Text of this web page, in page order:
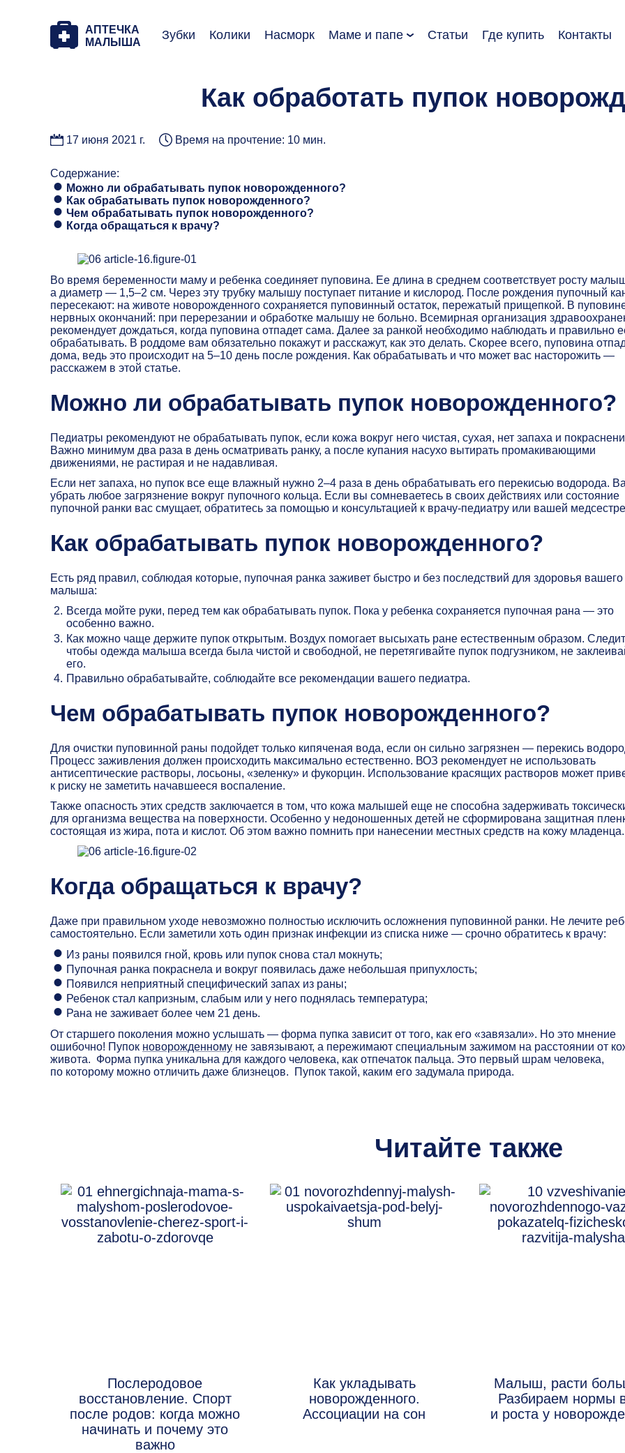
Зубки Колики Насморк Маме и папе Статьи Где купить Контакты
АПТЕЧКА
МАЛЫША
Как обработать пупок
17 июня 2021 г. Время на прочтение: 10 мин.
Содержание:
Можно ли обрабатывать пупок новорожденного?
Как обрабатывать пупок новорожденного?
Чем обрабатывать пупок новорожденного?
Когда обращаться к врачу?
Во время беременности маму и ребенка соединяет пуповина. Ее длина в среднем соответствует росту
а диаметр — 1,5–2 см. Через эту трубку малышу поступает питание и кислород. После рождения пупочный
пересекают: на животе новорожденного сохраняется пуповинный остаток, пережатый прищепкой. В
нервных окончаний: при перерезании и обработке малышу не больно. Всемирная организация
рекомендует дождаться, когда пуповина отпадет сама. Далее за ранкой необходимо наблюдать и правильно
обрабатывать. В роддоме вам обязательно покажут и расскажут, как это делать. Скорее всего, пуповина
дома, ведь это происходит на 5–10 день после рождения. Как обрабатывать и что может вас насторожить —
расскажем в этой статье.
Можно ли обрабатывать пупок новорожденного?
Педиатры рекомендуют не обрабатывать пупок, если кожа вокруг него чистая, сухая, нет запаха и
Важно минимум два раза в день осматривать ранку, а после купания насухо вытирать промакивающими
движениями, не растирая и не надавливая.
Если нет запаха, но пупок все еще влажный нужно 2–4 раза в день обрабатывать его перекисью водорода.
убрать любое загрязнение вокруг пупочного кольца. Если вы сомневаетесь в своих действиях или состояние
пупочной ранки вас смущает, обратитесь за помощью и консультацией к врачу-педиатру или вашей
Как обрабатывать пупок новорожденного?
Есть ряд правил, соблюдая которые, пупочная ранка заживет быстро и без последствий для здоровья вашего
малыша:
Всегда мойте руки, перед тем как обрабатывать пупок. Пока у ребенка сохраняется пупочная рана — это
особенно важно.
Как можно чаще держите пупок открытым. Воздух помогает высыхать ране естественным образом.
чтобы одежда малыша всегда была чистой и свободной, не перетягивайте пупок подгузником, не
его.
Правильно обрабатывайте, соблюдайте все рекомендации вашего педиатра.
Чем обрабатывать пупок новорожденного?
Для очистки пуповинной раны подойдет только кипяченая вода, если он сильно загрязнен — перекись
Процесс заживления должен происходить максимально естественно. ВОЗ рекомендует не использовать
антисептические растворы, лосьоны, «зеленку» и фукорцин. Использование красящих растворов может
к риску не заметить начавшееся воспаление.
Также опасность этих средств заключается в том, что кожа малышей еще не способна задерживать
для организма вещества на поверхности. Особенно у недоношенных детей не сформирована защитная
состоящая из жира, пота и кислот. Об этом важно помнить при нанесении местных средств на кожу младенца.
Когда обращаться к врачу?
Даже при правильном уходе невозможно полностью исключить осложнения пуповинной ранки. Не лечите
самостоятельно. Если заметили хоть один признак инфекции из списка ниже — срочно обратитесь к врачу:
Из раны появился гной, кровь или пупок снова стал мокнуть;
Пупочная ранка покраснела и вокруг появилась даже небольшая припухлость;
Появился неприятный специфический запах из раны;
Ребенок стал капризным, слабым или у него поднялась температура;
Рана не заживает более чем 21 день.
От старшего поколения можно услышать — форма пупка зависит от того, как его «завязали». Но это мнение
ошибочно! Пупок новорожденному не завязывают, а пережимают специальным зажимом на расстоянии от
живота. Форма пупка уникальна для каждого человека, как отпечаток пальца. Это первый шрам человека,
по которому можно отличить даже близнецов. Пупок такой, каким его задумала природа.
Читайте также
Послеродовое
восстановление. Спорт
после родов: когда можно
начинать и почему это
важно
Как укладывать
новорожденного.
Ассоциации на сон
Малыш, расти
Разбираем нормы
и роста у